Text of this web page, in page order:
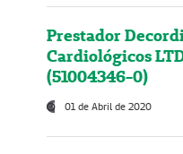
Prestador
Cardiológicos
(51004346-0)
01 de Abril de 2020